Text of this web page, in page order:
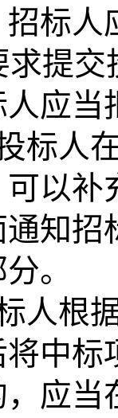
标
提
应当
标人
以
知
。
人根
中
应当